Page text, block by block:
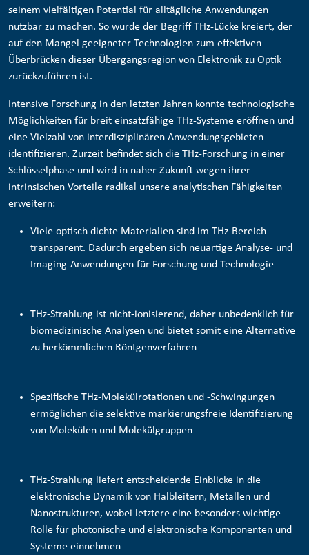
seinem vielfältigen Potential für alltägliche Anwendungen
nutzbar zu machen. So wurde der Begriff THz-Lücke kreiert, der
auf den Mangel geeigneter Technologien zum effektiven
Überbrücken dieser Übergangsregion von Elektronik zu Optik
zurückzuführen ist.
Intensive Forschung in den letzten Jahren konnte technologische
Möglichkeiten für breit einsatzfähige THz-Systeme eröffnen und
eine Vielzahl von interdisziplinären Anwendungsgebieten
identifizieren. Zurzeit befindet sich die THz-Forschung in einer
Schlüsselphase und wird in naher Zukunft wegen ihrer
intrinsischen Vorteile radikal unsere analytischen Fähigkeiten
erweitern:
Viele optisch dichte Materialien sind im THz-Bereich
transparent. Dadurch ergeben sich neuartige Analyse- und
Imaging-Anwendungen für Forschung und Technologie
THz-Strahlung ist nicht-ionisierend, daher unbedenklich für
biomedizinische Analysen und bietet somit eine Alternative
zu herkömmlichen Röntgenverfahren
Spezifische THz-Molekülrotationen und -Schwingungen
ermöglichen die selektive markierungsfreie Identifizierung
von Molekülen und Molekülgruppen
THz-Strahlung liefert entscheidende Einblicke in die
elektronische Dynamik von Halbleitern, Metallen und
Nanostrukturen, wobei letztere eine besonders wichtige
Rolle für photonische und elektronische Komponenten und
Systeme einnehmen